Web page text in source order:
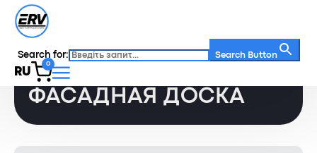
Search for: Search Button
RU
0
Главная / Каталог / Фасадная доска
ФАСАДНАЯ ДОСКА